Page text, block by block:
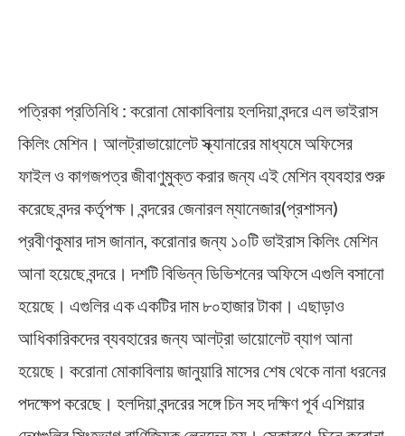
পত্রিকা প্রতিনিধি : করোনা মোকাবিলায় হলদিয়া বন্দরে এল ভাইরাস
কিলিং মেশিন। আলট্রাভায়োলেট স্ক্যানারের মাধ্যমে অফিসের
ফাইল ও কাগজপত্র জীবাণুমুক্ত করার জন্য এই মেশিন ব্যবহার শুরু
করেছে বন্দর কর্তৃপক্ষ। বন্দরের জেনারল ম্যানেজার(প্রশাসন)
প্রবীণকুমার দাস জানান, করোনার জন্য ১০টি ভাইরাস কিলিং মেশিন
আনা হয়েছে বন্দরে। দশটি বিভিন্ন ডিভিশনের অফিসে এগুলি বসানো
হয়েছে। এগুলির এক একটির দাম ৮০হাজার টাকা। এছাড়াও
আধিকারিকদের ব্যবহারের জন্য আলট্রা ভায়োলেট ব্যাগ আনা
হয়েছে। করোনা মোকাবিলায় জানুয়ারি মাসের শেষ থেকে নানা ধরনের
পদক্ষেপ করেছে। হলদিয়া বন্দরের সঙ্গে চিন সহ দক্ষিণ পূর্ব এশিয়ার